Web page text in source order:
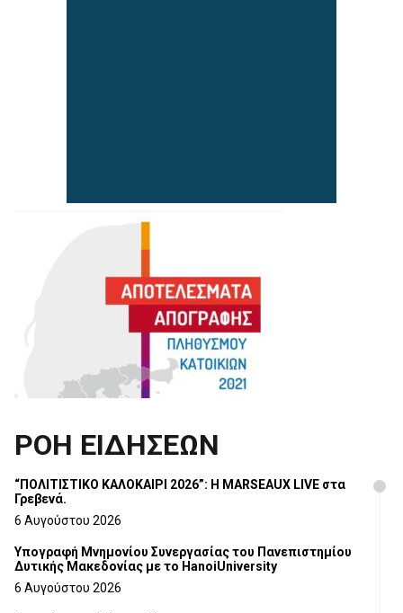
ΡΟΗ ΕΙΔΗΣΕΩΝ
“ΠΟΛΙΤΙΣΤΙΚΟ ΚΑΛΟΚΑΙΡΙ 2026”: Η MARSEAUX LIVE στα
Γρεβενά.
6 Αυγούστου 2026
Υπογραφή Μνημονίου Συνεργασίας του Πανεπιστημίου
Δυτικής Μακεδονίας με το HanoiUniversity
6 Αυγούστου 2026